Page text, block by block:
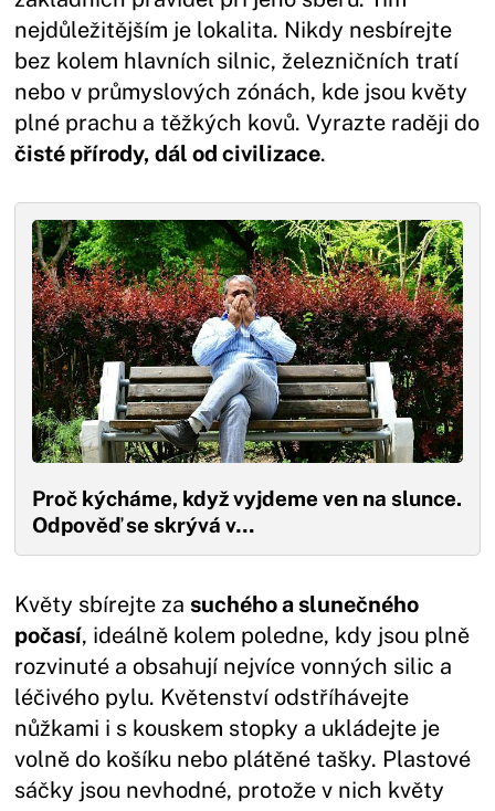
nejdůležitějším je lokalita. Nikdy nesbírejte
bez kolem hlavních silnic, železničních tratí
nebo v průmyslových zónách, kde jsou květy
plné prachu a těžkých kovů. Vyrazte raději do
čisté přírody, dál od civilizace.
Proč kýcháme, když vyjdeme ven na slunce.
Odpověď se skrývá v…
Květy sbírejte zasuchého a slunečného
počasí, ideálně kolem poledne, kdy jsou plně
rozvinuté a obsahují nejvíce vonných silic a
léčivého pylu. Květenství odstříhávejte
nůžkami i s kouskem stopky a ukládejte je
volně do košíku nebo plátěné tašky. Plastové
sáčky jsou nevhodné, protože v nich květy